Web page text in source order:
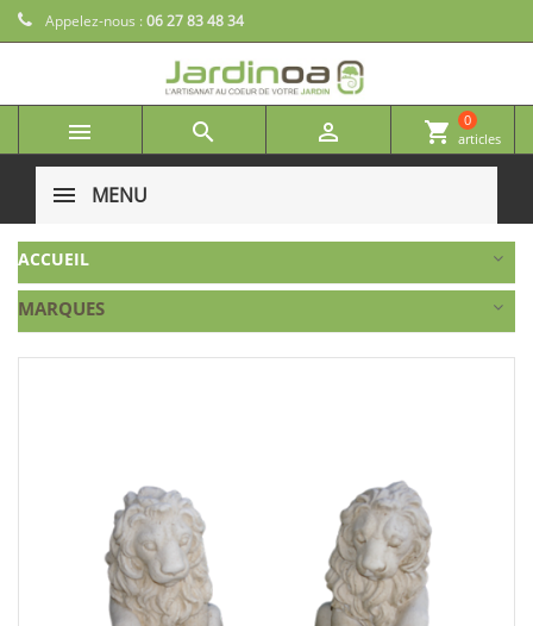
Appelez-nous :06 27 83 48 34
   shopping_cart
0
articles
MENU
ACCUEIL
MARQUES